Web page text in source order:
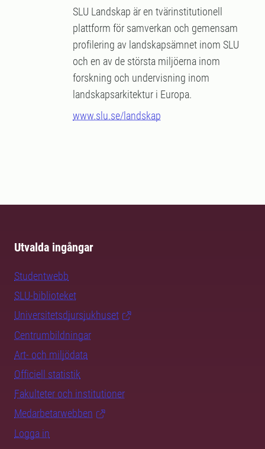
SLU Landskap är en tvärinstitutionell
plattform för samverkan och gemensam
profilering av landskapsämnet inom SLU
och en av de största miljöerna inom
forskning och undervisning inom
landskapsarkitektur i Europa.
www.slu.se/landskap
Utvalda ingångar
Studentwebb
SLU-biblioteket
Universitetsdjursjukhuset
Centrumbildningar
Art- och miljödata
Officiell statistik
Fakulteter och institutioner
Medarbetarwebben
Logga in